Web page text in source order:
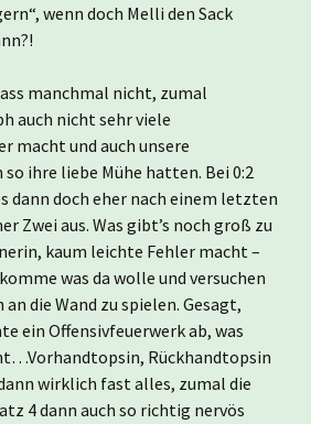
wenn doch Melli den Sack
manchmal nicht, zumal
auch nicht sehr viele
macht und auch unsere
ihre liebe Mühe hatten. Bei 0:2
dann doch eher nach einem letzten
Zwei aus. Was gibt’s noch groß zu
kaum leichte Fehler macht –
was da wolle und versuchen
die Wand zu spielen. Gesagt,
ein Offensivfeuerwerk ab, was
Rückhandtopsin
wirklich fast alles, zumal die
4 dann auch so richtig nervös